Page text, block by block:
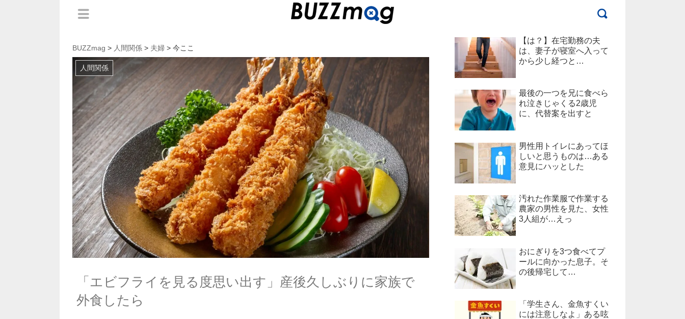
BUZZmag > 人間関係 > 夫婦 > 今ここ
人間関係
「エビフライを見る度思い出す」産後久しぶりに家族で
外食したら
【は？】在宅勤務の夫
は、妻子が寝室へ入って
から少し経つと…
最後の一つを兄に食べら
れ泣きじゃくる2歳児
に、代替案を出すと
男性用トイレにあってほ
しいと思うものは…ある
意見にハッとした
汚れた作業服で作業する
農家の男性を見た、女性
3人組が…えっ
おにぎりを3つ食べてプ
ールに向かった息子。そ
の後帰宅して…
「学生さん、金魚すくい
には注意しなよ」ある呟